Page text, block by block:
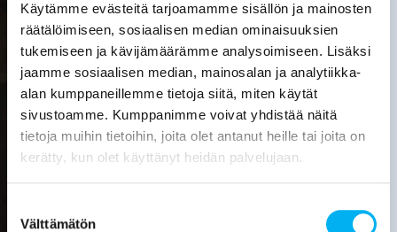
Käytämme evästeitä tarjoamamme sisällön ja mainosten
räätälöimiseen, sosiaalisen median ominaisuuksien
tukemiseen ja kävijämäärämme analysoimiseen. Lisäksi
jaamme sosiaalisen median, mainosalan ja analytiikka-
alan kumppaneillemme tietoja siitä, miten käytät
sivustoamme. Kumppanimme voivat yhdistää näitä
tietoja muihin tietoihin, joita olet antanut heille tai joita on
kerätty, kun olet käyttänyt heidän palvelujaan.
valinta
Välttämätön
tiedot
löytyvät
verottajan
sivuilta.
viemärin
sukituksen